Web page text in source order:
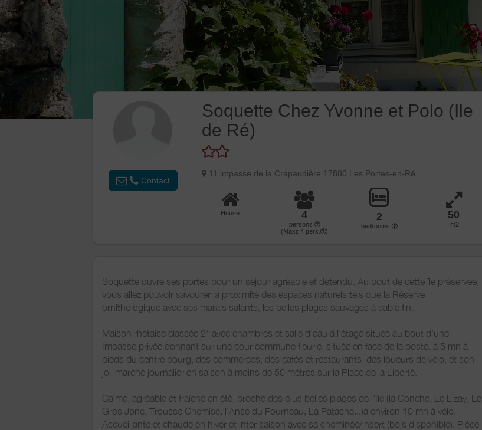
Contact
Soquette Chez Yvonne et Polo (Ile
de Ré)
11 impasse de la Crapaudière 17880 Les Portes-en-Ré
House 4
persons
(Maxi:4 pers. )
2
bedrooms
50
m2
Soquette ouvre ses portes pour un séjour agréable et détendu. Au bout de cette île préservée,
vous allez pouvoir savourer la proximité des espaces naturels tels que la Réserve
ornithologique avec ses marais salants, les belles plages sauvages à sable fin.
Maison rhétaise classée 2* avec chambres et salle d'eau à l'étage située au bout d'une
Impasse privée donnant sur une cour commune fleurie, située en face de la poste, à 5 mn à
pieds du centre bourg, des commerces, des cafés et restaurants. des loueurs de vélo, et son
joli marché journalier en saison à moins de 50 mètres sur la Place de la Liberté.
Calme, agréable et fraîche en été, proche des plus belles plages de l'Ile (la Conche, Le Lizay, Le
Gros Jonc, Trousse Chemise, l'Anse du Fourneau, La Patache...)à environ 10 mn à vélo.
Accueillante et chaude en hiver et inter saison avec sa cheminée/insert (bois disponible). Pièce